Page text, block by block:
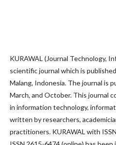
KURAWAL (Journal Technology,
scientific journal which is
Malang, Indonesia. The journal is
March, and October. This journal
in information technology,
written by researchers,
practitioners. KURAWAL with